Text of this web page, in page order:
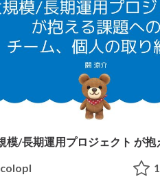
colopl
1